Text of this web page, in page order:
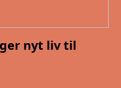
nyt liv til